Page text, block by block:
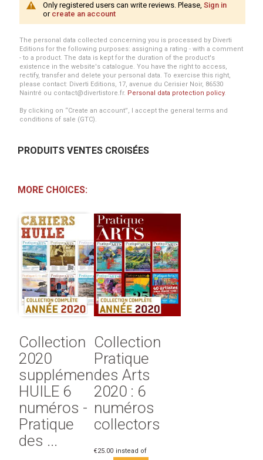
Only registered users can write reviews. Please, Sign in
or create an account
The personal data collected concerning you is processed by Diverti
Editions for the following purposes: assigning a rating - with a comment
- to a product. The data is kept for the duration of the product's
existence in the website's catalogue. You have the right to access,
rectify, transfer and delete your personal data. To exercise this right,
please contact: Diverti Editions, 17, avenue du Cerisier Noir, 86530
Naintré ou contact@divertistore.fr. Personal data protection policy.
By clicking on “Create an account”, I accept the general terms and
conditions of sale (GTC).
PRODUITS VENTES CROISÉES
MORE CHOICES:
Collection
2020
suppléments
HUILE 6
numéros -
Pratique
des ...
Collection
Pratique
des Arts
2020 : 6
numéros
collectors
€25.00 instead of